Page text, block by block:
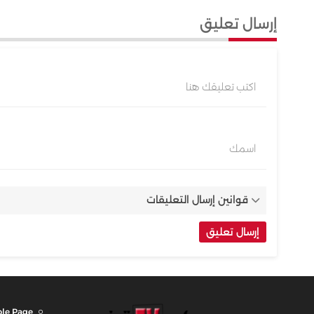
إرسال تعليق
اكتب تعليقك هنا
اسمك
قوانين إرسال التعليقات
Page